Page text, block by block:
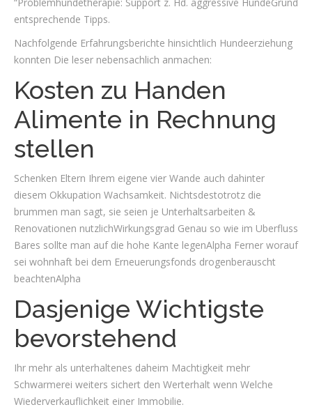
entsprechende Tipps.
Nachfolgende Erfahrungsberichte hinsichtlich Hundeerziehung
konnten Die leser nebensachlich anmachen:
Kosten zu Handen
Alimente in Rechnung
stellen
Schenken Eltern Ihrem eigene vier Wande auch dahinter
diesem Okkupation Wachsamkeit. Nichtsdestotrotz die
brummen man sagt, sie seien je Unterhaltsarbeiten &
Renovationen nutzlichWirkungsgrad Genau so wie im Uberfluss
Bares sollte man auf die hohe Kante legenAlpha Ferner worauf
sei wohnhaft bei dem Erneuerungsfonds drogenberauscht
beachtenAlpha
Dasjenige Wichtigste
bevorstehend
Ihr mehr als unterhaltenes daheim Machtigkeit mehr
Schwarmerei weiters sichert den Werterhalt wenn Welche
Wiederverkauflichkeit einer Immobilie.